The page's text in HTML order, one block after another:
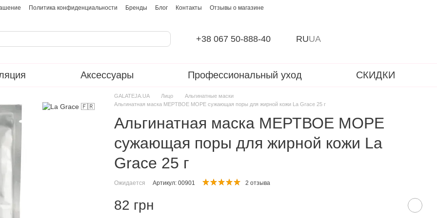
Политика конфиденциальности Бренды Блог Контакты Отзывы о магазине
+38 067 50-888-40 RUUA
Аксессуары Профессиональный уход СКИДКИ
GALATEJA.UA Лицо
Альгинатные маски
Альгинатная маска МЕРТВОЕ МОРЕ сужающая поры для жирной кожи La Grace 25 г
Альгинатная маска МЕРТВОЕ МОРЕ
сужающая поры для жирной кожи La
Grace 25 г
Ожидается Артикул: 00901 2 отзыва
82 грн